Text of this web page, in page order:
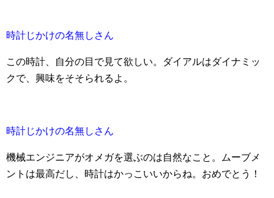
時計じかけの名無しさん
この時計、自分の目で見て欲しい。ダイアルはダイナミッ
クで、興味をそそられるよ。
時計じかけの名無しさん
機械エンジニアがオメガを選ぶのは自然なこと。ムーブメ
ントは最高だし、時計はかっこいいからね。おめでとう！